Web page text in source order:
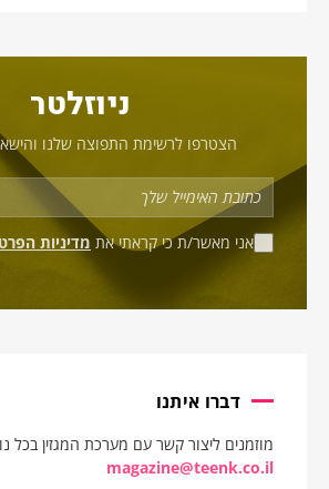
ניוזלטר
הצטרפו לרשימת התפוצה שלנו
אני מאשר/ת כי קראתי את מדיניות
דברו איתנו
מוזמנים ליצור קשר עם מערכת המגזין בכל
magazine@teenk.co.il